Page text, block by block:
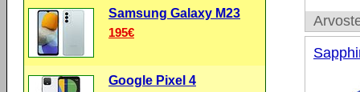
Samsung Galaxy M23
195€
Google Pixel 4